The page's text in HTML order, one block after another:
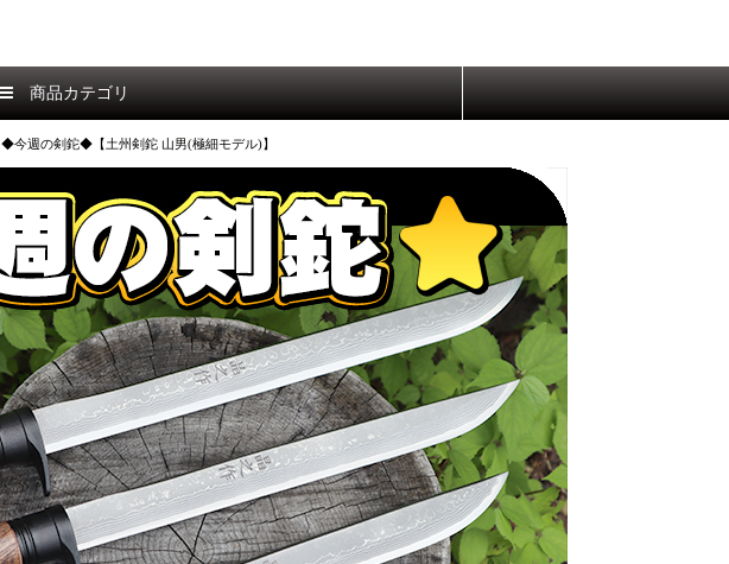
商品カテゴリ
◆今週の剣鉈◆【土州剣鉈 山男(極細モデル)】